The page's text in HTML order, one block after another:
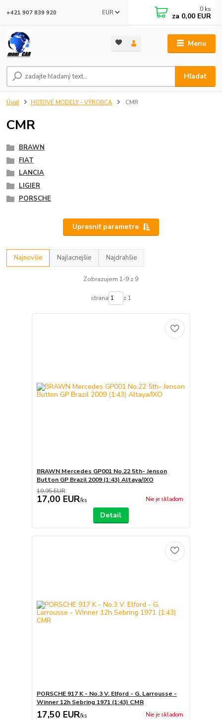
Menu
EUR
Hľadať
+421 907 839 920 0 ks
za 0,00 EUR
Úvod HOTOVÉ MODELY - VÝROBCA CMR
CMR
BRAWN
FIAT
LANCIA
LIGIER
PORSCHE
Upresniť parametre
Najnovšie Najlacnejšie Najdrahšie
Zobrazujem 1-9 z 9
strana z 1
BRAWN Mercedes GP001 No.22 5th- Jenson
Button GP Brazil 2009 (1:43) Altaya/IXO
19,95 EUR
17,00 EUR/ks Nie je skladom
Detail
PORSCHE 917 K - No.3 V. Elford - G. Larrousse -
Winner 12h Sebring 1971 (1:43) CMR
17,50 EUR/ks Nie je skladom